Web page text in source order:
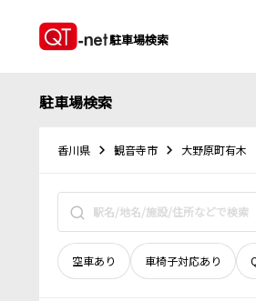
駐車場検索
駐車場検索
香川県 観音寺市 大野原町有木
空車あり 車椅子対応あり